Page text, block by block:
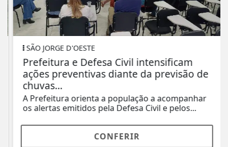
SÃO JORGE D'OESTE
Prefeitura e Defesa Civil intensificam
ações preventivas diante da previsão de
chuvas...
A Prefeitura orienta a população a acompanhar
os alertas emitidos pela Defesa Civil e pelos...
CONFERIR